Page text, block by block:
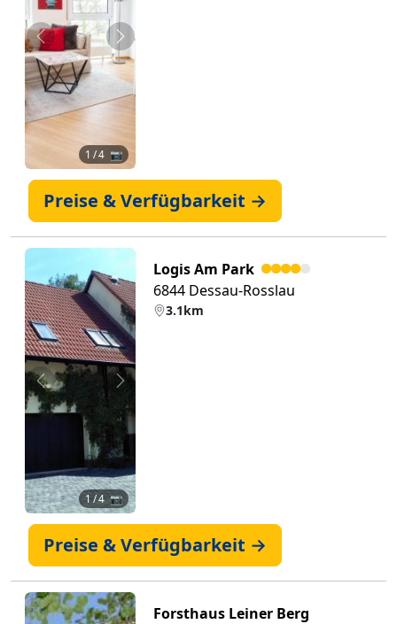
Zurück Weiter
1 / 4 📷
Preise & Verfügbarkeit →
Zurück Weiter
1/ 4 📷
Logis Am Park
6844 Dessau-Rosslau
3.1km
Preise & Verfügbarkeit →
Forsthaus Leiner Berg